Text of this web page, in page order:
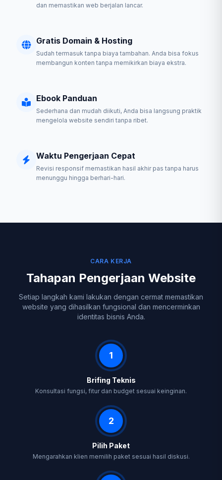
dan memastikan web berjalan lancar.
Gratis Domain & Hosting
Sudah termasuk tanpa biaya tambahan. Anda bisa fokus
membangun konten tanpa memikirkan biaya ekstra.
Ebook Panduan
Sederhana dan mudah diikuti, Anda bisa langsung praktik
mengelola website sendiri tanpa ribet.
Waktu Pengerjaan Cepat
Revisi responsif memastikan hasil akhir pas tanpa harus
menunggu hingga berhari-hari.
CARA KERJA
Tahapan Pengerjaan Website
Setiap langkah kami lakukan dengan cermat memastikan
website yang dihasilkan fungsional dan mencerminkan
identitas bisnis Anda.
1
Brifing Teknis
Konsultasi fungsi, fitur dan budget sesuai keinginan.
2
Pilih Paket
Mengarahkan klien memilih paket sesuai hasil diskusi.